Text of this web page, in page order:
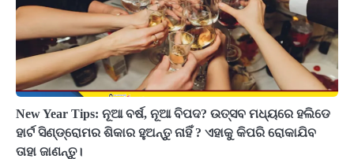
New Year Tips: ନୂଆ ବର୍ଷ, ନୂଆ ବିପଦ? ଉତ୍ସବ ମଧ୍ୟରେ ହଲିଡେ
ହାର୍ଟ ସିଣ୍ଡ୍ରୋମର ଶିକାର ହୁଅନ୍ତୁ ନାହିଁ ? ଏହାକୁ କିପରି ରୋକାଯିବ
ତାହା ଜାଣନ୍ତୁ।